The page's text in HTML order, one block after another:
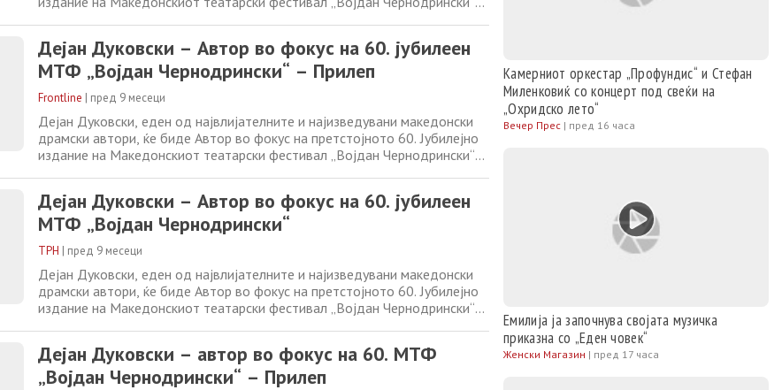
театарска меморија
Дејан Дуковски – Автор во фокус на 60. јубилеен
МТФ „Војдан Чернодрински“ – Прилеп
Frontline | пред 9 месеци
Дејан Дуковски, еден од највлијателните и најизведувани македонски
драмски автори, ќе биде Автор во фокус на претстојното 60. Јубилејно
издание на Македонскиот театарски фестивал „Војдан Чернодрински“
театарска меморија
Дејан Дуковски – Автор во фокус на 60. јубилеен
МТФ „Војдан Чернодрински“
ТРН | пред 9 месеци
Дејан Дуковски, еден од највлијателните и најизведувани македонски
драмски автори, ќе биде Автор во фокус на претстојното 60. Јубилејно
издание на Македонскиот театарски фестивал „Војдан Чернодрински“
театарска меморија
Дејан Дуковски – автор во фокус на 60. МТФ
„Војдан Чернодрински“ – Прилеп
Камерниот оркестар „Профундис“ и Стефан
Миленковиќ со концерт под свеќи на
„Охридско лето“
Вечер Прес | пред 16 часа
Емилија ја започнува својата музичка
приказна со „Еден човек“
Женски Магазин | пред 17 часа